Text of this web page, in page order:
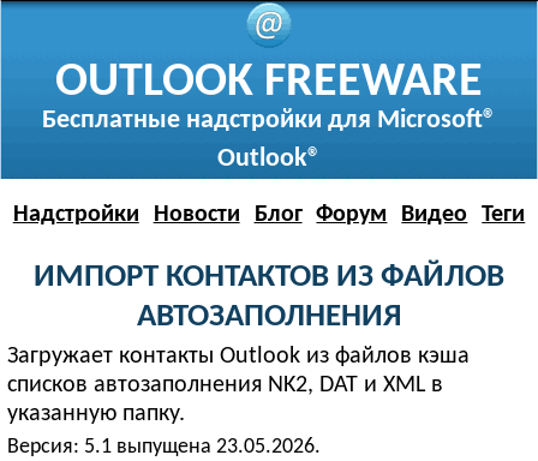
OUTLOOK FREEWARE
Бесплатные надстройки для Microsoft®
Outlook®
Надстройки Новости Блог Форум Видео Теги
ИМПОРТ КОНТАКТОВ ИЗ ФАЙЛОВ
АВТОЗАПОЛНЕНИЯ
Загружает контакты Outlook из файлов кэша
списков автозаполнения NK2, DAT и XML в
указанную папку.
Версия: 5.1 выпущена 23.05.2026.